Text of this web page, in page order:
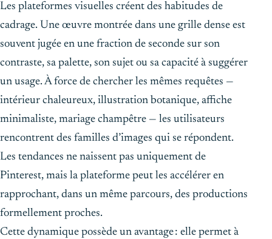
Les plateformes visuelles créent des habitudes de
cadrage. Une œuvre montrée dans une grille dense est
souvent jugée en une fraction de seconde sur son
contraste, sa palette, son sujet ou sa capacité à suggérer
un usage. À force de chercher les mêmes requêtes —
intérieur chaleureux, illustration botanique, affiche
minimaliste, mariage champêtre — les utilisateurs
rencontrent des familles d’images qui se répondent.
Les tendances ne naissent pas uniquement de
Pinterest, mais la plateforme peut les accélérer en
rapprochant, dans un même parcours, des productions
formellement proches.
Cette dynamique possède un avantage : elle permet à